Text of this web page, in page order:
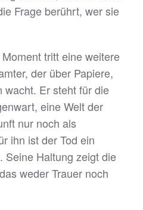
Frage berührt, wer sie
tritt eine weitere
der über Papiere,
wacht. Er steht für die
eine Welt der
nur noch als
ihn ist der Tod ein
Seine Haltung zeigt die
weder Trauer noch